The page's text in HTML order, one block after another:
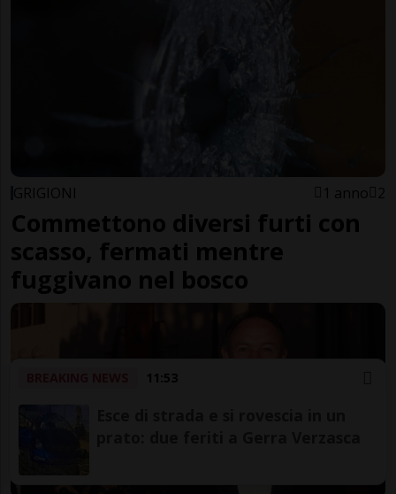
11:53
GRIGIONI 1 anno 2
Commettono diversi furti con
scasso, fermati mentre
fuggivano nel bosco